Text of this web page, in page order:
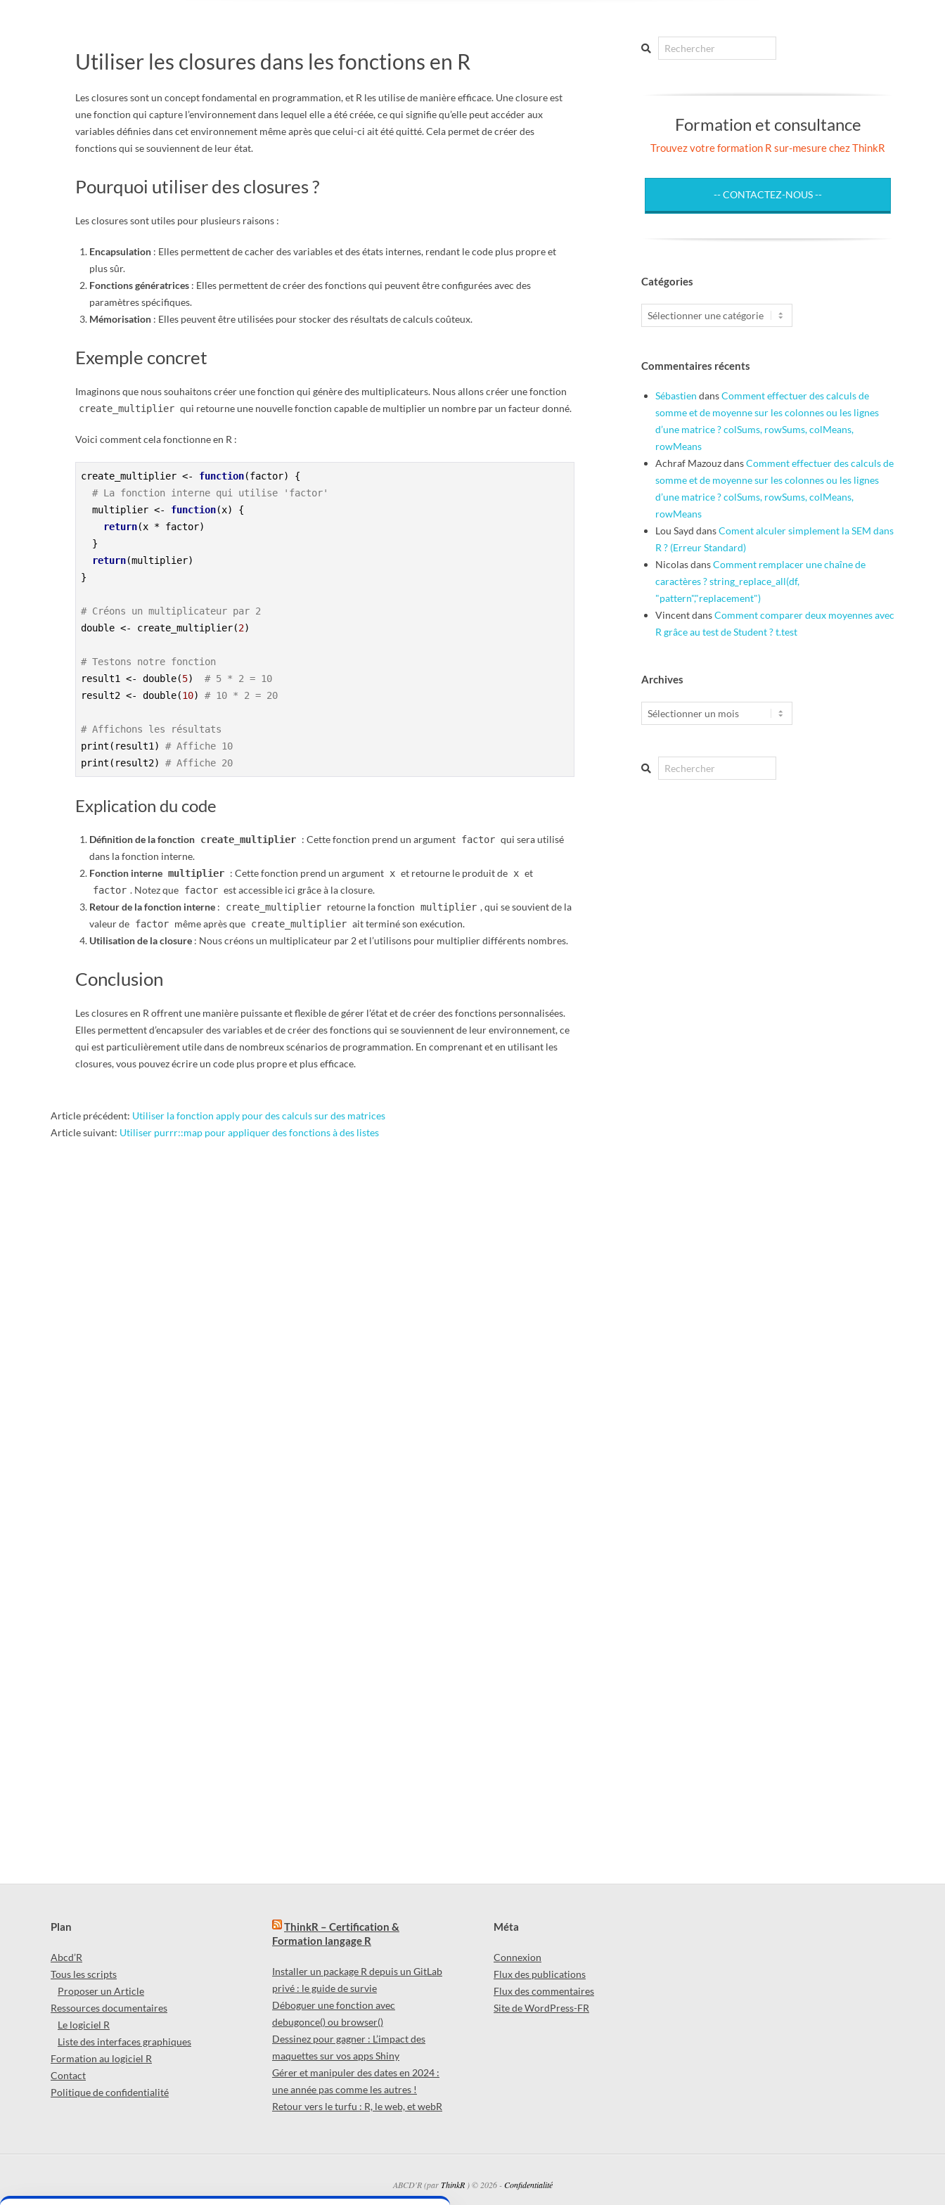
Utiliser les closures dans les fonctions en R
Les closures sont un concept fondamental en programmation, et R les utilise de manière efficace. Une closure est
une fonction qui capture l’environnement dans lequel elle a été créée, ce qui signifie qu’elle peut accéder aux
variables définies dans cet environnement même après que celui-ci ait été quitté. Cela permet de créer des
fonctions qui se souviennent de leur état.
Pourquoi utiliser des closures ?
Les closures sont utiles pour plusieurs raisons :
Encapsulation : Elles permettent de cacher des variables et des états internes, rendant le code plus propre et
plus sûr.
Fonctions génératrices : Elles permettent de créer des fonctions qui peuvent être configurées avec des
paramètres spécifiques.
Mémorisation : Elles peuvent être utilisées pour stocker des résultats de calculs coûteux.
Exemple concret
Imaginons que nous souhaitons créer une fonction qui génère des multiplicateurs. Nous allons créer une fonction
create_multiplier qui retourne une nouvelle fonction capable de multiplier un nombre par un facteur donné.
Voici comment cela fonctionne en R :
create_multiplier <- function(factor) {
# La fonction interne qui utilise 'factor'
  multiplier <-
function(x) {
return(x * factor)
return(multiplier)
}
# Créons un multiplicateur par 2
double <- create_multiplier(2)
# Testons notre fonction
result1 <- double(5) # 5 * 2 = 10
result2 <- double(10) # 10 * 2 = 20
# Affichons les résultats
print(result1) # Affiche 10
print(result2) # Affiche 20
Explication du code
Définition de la fonction create_multiplier : Cette fonction prend un argument factor qui sera utilisé
dans la fonction interne.
Fonction interne multiplier : Cette fonction prend un argument x et retourne le produit de x et
factor . Notez que factor est accessible ici grâce à la closure.
Retour de la fonction interne : create_multiplier retourne la fonction multiplier , qui se souvient de la
valeur de factor même après que create_multiplier ait terminé son exécution.
Utilisation de la closure : Nous créons un multiplicateur par 2 et l’utilisons pour multiplier différents nombres.
Conclusion
Les closures en R offrent une manière puissante et flexible de gérer l’état et de créer des fonctions personnalisées.
Elles permettent d’encapsuler des variables et de créer des fonctions qui se souviennent de leur environnement, ce
qui est particulièrement utile dans de nombreux scénarios de programmation. En comprenant et en utilisant les
closures, vous pouvez écrire un code plus propre et plus efficace.
2025-
01-
Article précédent: Utiliser la fonction apply pour des calculs sur des matrices
Article suivant: Utiliser purrr::map pour appliquer des fonctions à des listes
Search
Formation et consultance
Trouvez votre formation R sur-mesure chez ThinkR
-- CONTACTEZ-NOUS --
Catégories
Catégories
Commentaires récents
Sébastien dansComment effectuer des calculs de
somme et de moyenne sur les colonnes ou les lignes
d’une matrice ? colSums, rowSums, colMeans,
rowMeans
Achraf MazouzdansComment effectuer des calculs de
somme et de moyenne sur les colonnes ou les lignes
d’une matrice ? colSums, rowSums, colMeans,
rowMeans
Lou Sayd dansComent alculer simplement la SEM dans
R ? (Erreur Standard)
NicolasdansComment remplacer une chaîne de
caractères ? string_replace_all(df,
"pattern","replacement")
VincentdansComment comparer deux moyennes avec
R grâce au test de Student ? t.test
Archives
Archives
Search
Plan
Abcd’R
Tous les scripts
Proposer un Article
Ressources documentaires
Le logiciel R
Liste des interfaces graphiques
Formation au logiciel R
Contact
Politique de confidentialité
ThinkR – Certification &
Formation langage R
Installer un package R depuis un GitLab
privé : le guide de survie
Déboguer une fonction avec
debugonce() ou browser()
Dessinez pour gagner : L’impact des
maquettes sur vos apps Shiny
Gérer et manipuler des dates en 2024 :
une année pas comme les autres !
Retour vers le turfu : R, le web, et webR
Méta
Connexion
Flux des publications
Flux des commentaires
Site de WordPress-FR
ABCD'R (parThinkR) © 2026 -Confidentialité